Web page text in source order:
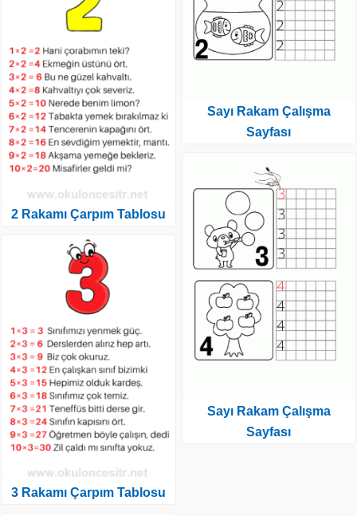
2 Rakamı Çarpım Tablosu
3 Rakamı Çarpım Tablosu
Sayı Rakam Çalışma
Sayfası
Sayı Rakam Çalışma
Sayfası